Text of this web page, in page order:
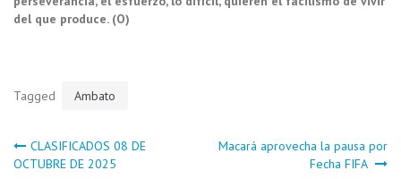
del que produce. (O)
Tagged Ambato
Navegación
CLASIFICADOS 08 DE
OCTUBRE DE 2025
Macará aprovecha la pausa por
Fecha FIFA